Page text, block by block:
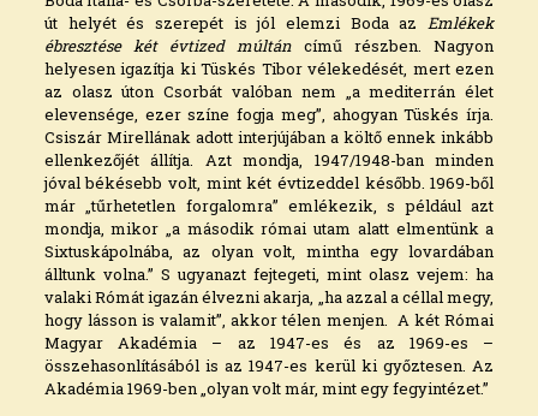
út helyét és szerepét is jól elemzi Boda azEmlékek
ébresztése két évtized múltán című részben. Nagyon
helyesen igazítja ki Tüskés Tibor vélekedését, mert ezen
az olasz úton Csorbát valóban nem „a mediterrán élet
elevensége, ezer színe fogja meg”, ahogyan Tüskés írja.
Csiszár Mirellának adott interjújában a költő ennek inkább
ellenkezőjét állítja. Azt mondja, 1947/1948-ban minden
jóval békésebb volt, mint két évtizeddel később. 1969-ből
már „tűrhetetlen forgalomra” emlékezik, s például azt
mondja, mikor „a második római utam alatt elmentünk a
Sixtuskápolnába, az olyan volt, mintha egy lovardában
álltunk volna.” S ugyanazt fejtegeti, mint olasz vejem: ha
valaki Rómát igazán élvezni akarja, „ha azzal a céllal megy,
hogy lásson is valamit”, akkor télen menjen. A két Római
Magyar Akadémia – az 1947-es és az 1969-es –
összehasonlításából is az 1947-es kerül ki győztesen. Az
Akadémia 1969-ben „olyan volt már, mint egy fegyintézet.”